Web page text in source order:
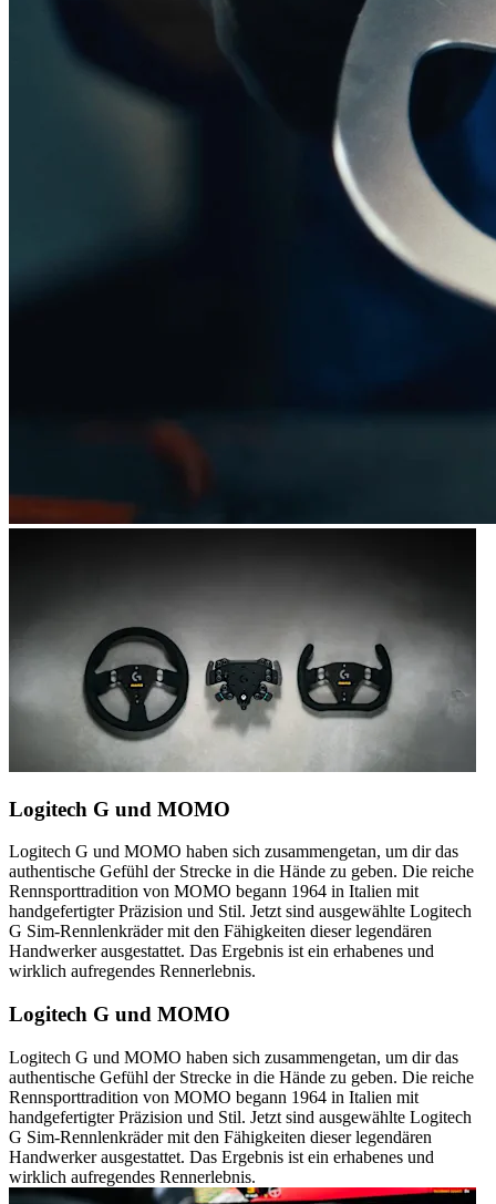
Logitech G und MOMO
Logitech G und MOMO haben sich zusammengetan, um dir das
authentische Gefühl der Strecke in die Hände zu geben. Die reiche
Rennsporttradition von MOMO begann 1964 in Italien mit
handgefertigter Präzision und Stil. Jetzt sind ausgewählte Logitech
G Sim-Rennlenkräder mit den Fähigkeiten dieser legendären
Handwerker ausgestattet. Das Ergebnis ist ein erhabenes und
wirklich aufregendes Rennerlebnis.
Logitech G und MOMO
Logitech G und MOMO haben sich zusammengetan, um dir das
authentische Gefühl der Strecke in die Hände zu geben. Die reiche
Rennsporttradition von MOMO begann 1964 in Italien mit
handgefertigter Präzision und Stil. Jetzt sind ausgewählte Logitech
G Sim-Rennlenkräder mit den Fähigkeiten dieser legendären
Handwerker ausgestattet. Das Ergebnis ist ein erhabenes und
wirklich aufregendes Rennerlebnis.